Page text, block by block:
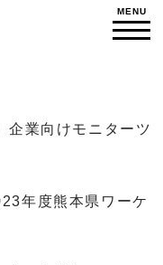
企業向けモニターツ
年度熊本県ワーケ